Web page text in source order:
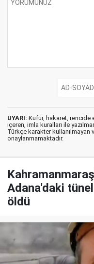
UYARI: Küfür, hakaret, rencide
içeren, imla kuralları ile
Türkçe karakter kullanılmayan
onaylanmamaktadır.
Adana'daki
öldü